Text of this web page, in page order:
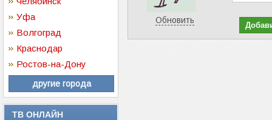
Уфа
Волгоград
Краснодар
Ростов-на-Дону
другие города
ТВ ОНЛАЙН
Обновить